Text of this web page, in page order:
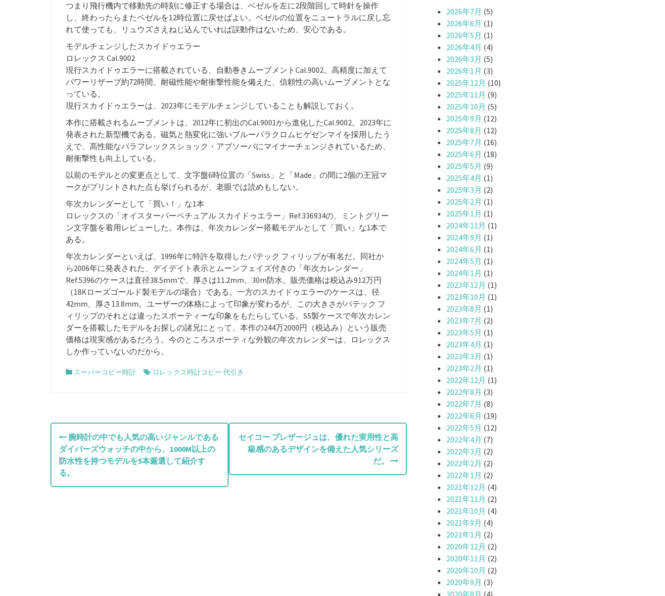
つまり飛行機内で移動先の時刻に修正する場合は、ベゼルを左に2段階回して時針を操作
し、終わったらまたベゼルを12時位置に戻せばよい。ベゼルの位置をニュートラルに戻し忘
れて使っても、リュウズさえねじ込んでいれば誤動作はないため、安心である。
モデルチェンジしたスカイドゥエラー
ロレックス Cal.9002
現行スカイドゥエラーに搭載されている、自動巻きムーブメントCal.9002。高精度に加えて
パワーリザーブ約72時間、耐磁性能や耐衝撃性能を備えた、信頼性の高いムーブメントとな
っている。
現行スカイドゥエラーは、2023年にモデルチェンジしていることも解説しておく。
本作に搭載されるムーブメントは、2012年に初出のCal.9001から進化したCal.9002。2023年に
発表された新型機である。磁気と熱変化に強いブルーパラクロムヒゲゼンマイを採用したう
えで、高性能なパラフレックスショック・アブソーバにマイナーチェンジされているため、
耐衝撃性も向上している。
以前のモデルとの変更点として、文字盤6時位置の「Swiss」と「Made」の間に2個の王冠マ
ークがプリントされた点も挙げられるが、老眼では読めもしない。
年次カレンダーとして「買い！」な1本
ロレックスの「オイスターパーペチュアル スカイドゥエラー」Ref.336934の、ミントグリー
ン文字盤を着用レビューした。本作は、年次カレンダー搭載モデルとして「買い」な1本で
ある。
年次カレンダーといえば、1996年に特許を取得したパテック フィリップが有名だ。同社か
ら2006年に発表された、デイデイト表示とムーンフェイズ付きの「年次カレンダー」
Ref.5396のケースは直径38.5mmで、厚さは11.2mm、30m防水。販売価格は税込み912万円
（18Kローズゴールド製モデルの場合）である。一方のスカイドゥエラーのケースは、径
42mm、厚さ13.8mm。ユーザーの体格によって印象が変わるが、この大きさがパテック フ
ィリップのそれとは違ったスポーティーな印象をもたらしている。SS製ケースで年次カレン
ダーを搭載したモデルをお探しの諸兄にとって、本作の244万2000円（税込み）という販売
価格は現実感があるだろう。今のところスポーティな外観の年次カレンダーは、ロレックス
しか作っていないのだから。
スーパーコピー時計 ロレックス時計コピー 代引き
投
稿
ナ
腕時計の中でも人気の高いジャンルである
ダイバーズウォッチの中から、1000M以上の
防水性を持つモデルを5本厳選して紹介す
る。
セイコー プレザージュは、優れた実用性と高
級感のあるデザインを備えた人気シリーズ
だ。
2026年7月 (5)
2026年6月 (1)
2026年5月 (1)
2026年4月 (4)
2026年3月 (5)
2026年1月 (3)
2025年12月 (10)
2025年11月 (9)
2025年10月 (5)
2025年9月 (12)
2025年8月 (12)
2025年7月 (16)
2025年6月 (18)
2025年5月 (9)
2025年4月 (1)
2025年3月 (2)
2025年2月 (1)
2025年1月 (1)
2024年11月 (1)
2024年9月 (1)
2024年6月 (1)
2024年5月 (1)
2024年1月 (1)
2023年12月 (1)
2023年10月 (1)
2023年8月 (1)
2023年7月 (2)
2023年5月 (1)
2023年4月 (1)
2023年3月 (1)
2023年2月 (1)
2022年12月 (1)
2022年8月 (3)
2022年7月 (8)
2022年6月 (19)
2022年5月 (12)
2022年4月 (7)
2022年3月 (2)
2022年2月 (2)
2022年1月 (2)
2021年12月 (4)
2021年11月 (2)
2021年10月 (4)
2021年9月 (4)
2021年1月 (2)
2020年12月 (2)
2020年11月 (2)
2020年10月 (2)
2020年9月 (3)
2020年8月 (4)